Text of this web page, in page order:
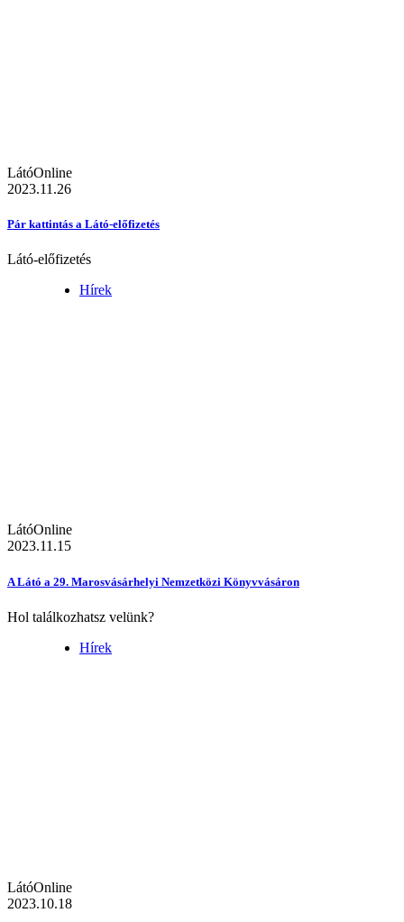
LátóOnline
2023.11.26
Pár kattintás a Látó-előfizetés
Látó-előfizetés
Hírek
LátóOnline
2023.11.15
A Látó a 29. Marosvásárhelyi Nemzetközi Könyvvásáron
Hol találkozhatsz velünk?
Hírek
LátóOnline
2023.10.18